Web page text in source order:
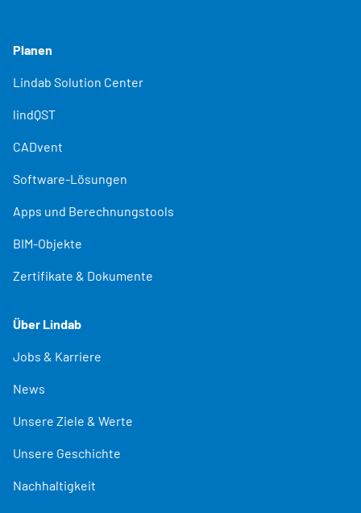
Planen
Lindab Solution Center
lindQST
CADvent
Software-Lösungen
Apps und Berechnungstools
BIM-Objekte
Zertifikate & Dokumente
Über Lindab
Jobs & Karriere
News
Unsere Ziele & Werte
Unsere Geschichte
Nachhaltigkeit